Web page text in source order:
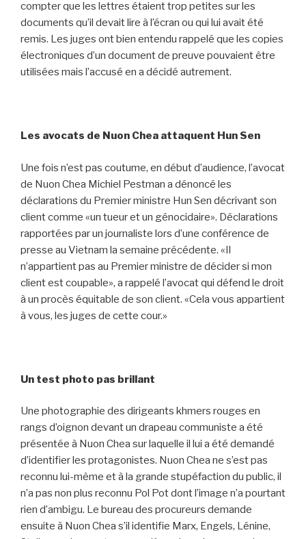
compter que les lettres étaient trop petites sur les
documents qu’il devait lire à l’écran ou qui lui avait été
remis. Les juges ont bien entendu rappelé que les copies
électroniques d’un document de preuve pouvaient être
utilisées mais l’accusé en a décidé autrement.
Les avocats de Nuon Chea attaquent Hun Sen
Une fois n’est pas coutume, en début d’audience, l’avocat
de Nuon Chea Michiel Pestman a dénoncé les
déclarations du Premier ministre Hun Sen décrivant son
client comme «un tueur et un génocidaire». Déclarations
rapportées par un journaliste lors d’une conférence de
presse au Vietnam la semaine précédente. «Il
n’appartient pas au Premier ministre de décider si mon
client est coupable», a rappelé l’avocat qui défend le droit
à un procès équitable de son client. «Cela vous appartient
à vous, les juges de cette cour.»
Un test photo pas brillant
Une photographie des dirigeants khmers rouges en
rangs d’oignon devant un drapeau communiste a été
présentée à Nuon Chea sur laquelle il lui a été demandé
d’identifier les protagonistes. Nuon Chea ne s’est pas
reconnu lui-même et à la grande stupéfaction du public, il
n’a pas non plus reconnu Pol Pot dont l’image n’a pourtant
rien d’ambigu. Le bureau des procureurs demande
ensuite à Nuon Chea s’il identifie Marx, Engels, Lénine,